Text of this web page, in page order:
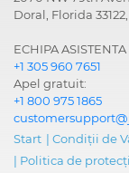
Doral, Florida
ECHIPA
+1 305 960 7651
Apel gratuit:
+1 800 975 1865
Start | Condiții de
| Politica de